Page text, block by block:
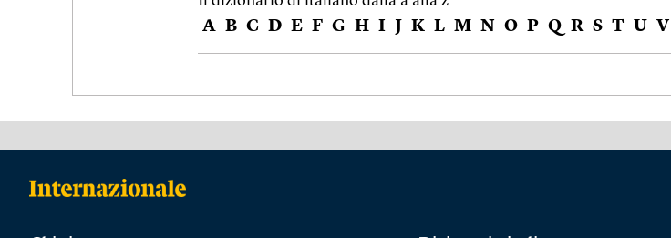
A B C D E F G H I J K L M N O P Q R S T U V